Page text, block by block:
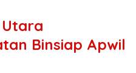
Binsiap Apwil